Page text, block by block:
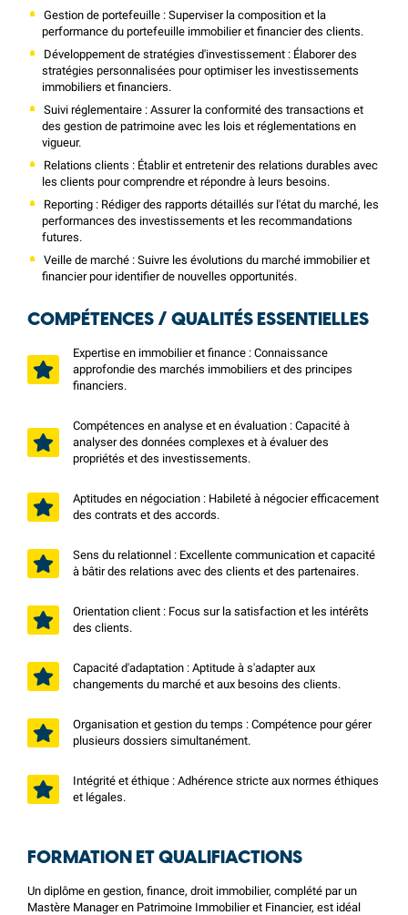
Gestion de portefeuille : Superviser la composition et la
performance du portefeuille immobilier et financier des clients.
Développement de stratégies d'investissement : Élaborer des
stratégies personnalisées pour optimiser les investissements
immobiliers et financiers.
Suivi réglementaire : Assurer la conformité des transactions et
des gestion de patrimoine avec les lois et réglementations en
vigueur.
Relations clients : Établir et entretenir des relations durables avec
les clients pour comprendre et répondre à leurs besoins.
Reporting : Rédiger des rapports détaillés sur l'état du marché, les
performances des investissements et les recommandations
futures.
Veille de marché : Suivre les évolutions du marché immobilier et
financier pour identifier de nouvelles opportunités.
COMPÉTENCES / QUALITÉS ESSENTIELLES
Expertise en immobilier et finance : Connaissance
approfondie des marchés immobiliers et des principes
financiers.
Compétences en analyse et en évaluation : Capacité à
analyser des données complexes et à évaluer des
propriétés et des investissements.
Aptitudes en négociation : Habileté à négocier efficacement
des contrats et des accords.
Sens du relationnel : Excellente communication et capacité
à bâtir des relations avec des clients et des partenaires.
Orientation client : Focus sur la satisfaction et les intérêts
des clients.
Capacité d'adaptation : Aptitude à s'adapter aux
changements du marché et aux besoins des clients.
Organisation et gestion du temps : Compétence pour gérer
plusieurs dossiers simultanément.
Intégrité et éthique : Adhérence stricte aux normes éthiques
et légales.
FORMATION ET QUALIFIACTIONS
Un diplôme en gestion, finance, droit immobilier, complété par un
Mastère Manager en Patrimoine Immobilier et Financier, est idéal